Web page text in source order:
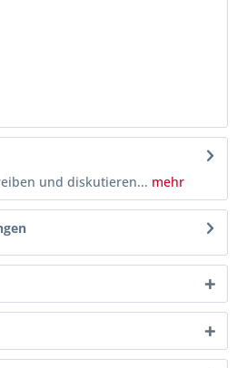
und diskutieren... mehr